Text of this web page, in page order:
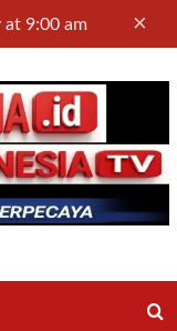
at 9:00 am ×